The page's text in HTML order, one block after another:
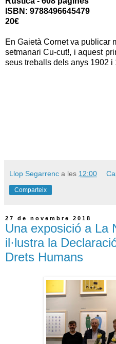
ISBN: 9788496645479
20€
En Gaietà Cornet va publicar
setmanari Cu-cut!, i aquest
seus treballs dels anys 1902 i
Llop Segarrenc a les 12:00
Comparteix
27 de novembre 2018
Una exposició a La
il·lustra la
Drets Humans